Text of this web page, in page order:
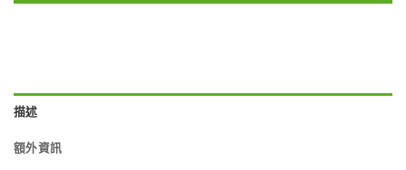
描述
額外資訊